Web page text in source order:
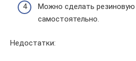
Можно сделать резиновую
самостоятельно.
Недостатки: